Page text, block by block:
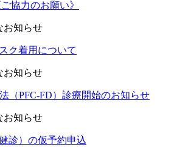
協力のお願い》
お知らせ
ク着用について
お知らせ
（PFC-FD）診療開始のお知らせ
お知らせ
診）の仮予約申込